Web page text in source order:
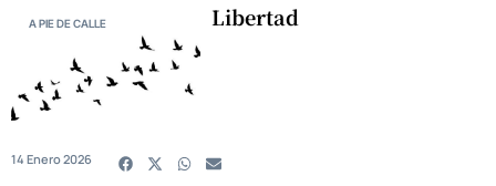
A PIE DE CALLE Libertad
14 Enero 2026